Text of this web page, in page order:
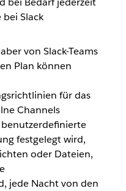
Slack
von Slack-Teams
Plan können
für das
Channels
festgelegt wird,
oder Dateien,
jede Nacht von den